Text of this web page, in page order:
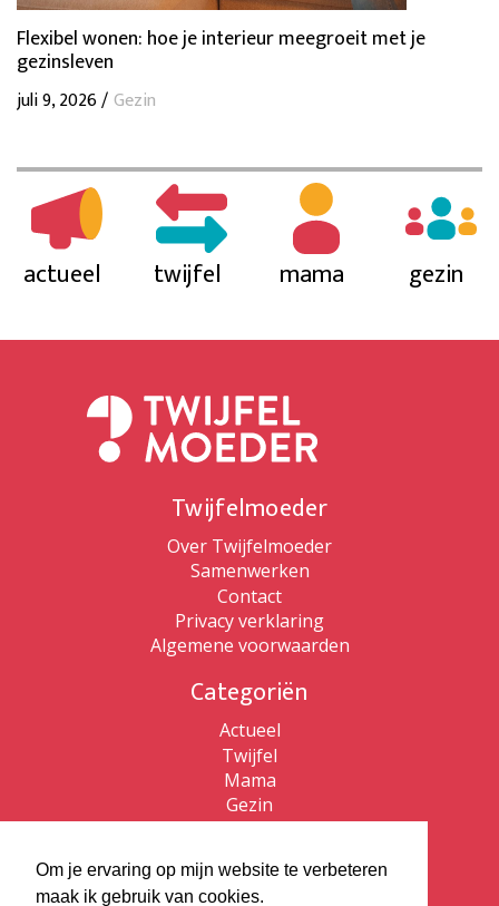
Om je ervaring op mijn website te verbeteren
maak ik gebruik van cookies.
Flexibel wonen: hoe je interieur meegroeit met je
gezinsleven
juli 9, 2026 /Gezin
actueel twijfel mama gezin
Twijfelmoeder
Over Twijfelmoeder
Samenwerken
Contact
Privacy verklaring
Algemene voorwaarden
Categoriën
Actueel
Twijfel
Mama
Gezin
Patricia de Ryck
Patricia de Ryck